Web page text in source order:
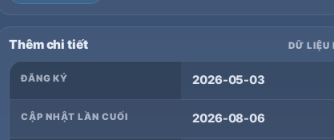
Thêm chi tiết DỮ LIỆU
ĐĂNG KÝ 2026-05-03
CẬP NHẬT LẦN CUỐI 2026-08-06